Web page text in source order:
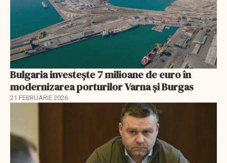
Bulgaria investește 7 milioane de euro în
modernizarea porturilor Varna și Burgas
21 FEBRUARIE 2026